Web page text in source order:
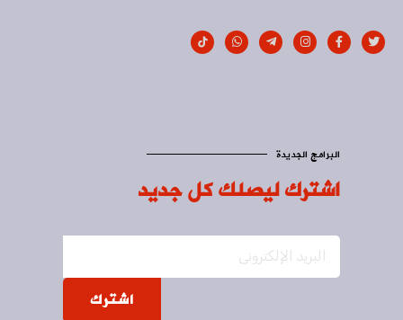
البرامج الجديدة
اشترك ليصلك كل جديد
اشترك